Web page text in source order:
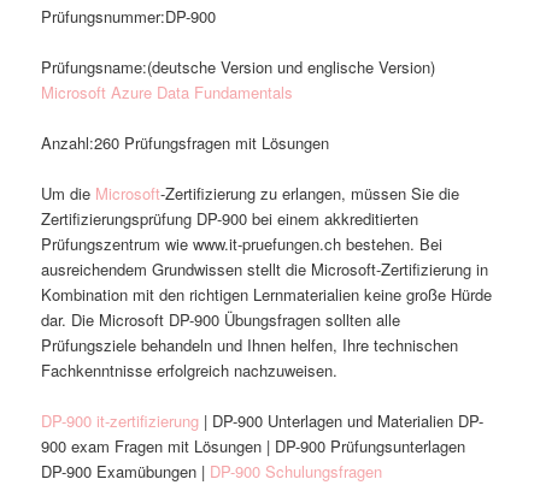
Prüfungsnummer:DP-900
Prüfungsname:(deutsche Version und englische Version)
Microsoft Azure Data Fundamentals
Anzahl:260 Prüfungsfragen mit Lösungen
Um die Microsoft-Zertifizierung zu erlangen, müssen Sie die
Zertifizierungsprüfung DP-900 bei einem akkreditierten
Prüfungszentrum wie www.it-pruefungen.ch bestehen. Bei
ausreichendem Grundwissen stellt die Microsoft-Zertifizierung in
Kombination mit den richtigen Lernmaterialien keine große Hürde
dar. Die Microsoft DP-900 Übungsfragen sollten alle
Prüfungsziele behandeln und Ihnen helfen, Ihre technischen
Fachkenntnisse erfolgreich nachzuweisen.
DP-900 it-zertifizierung | DP-900 Unterlagen und Materialien DP-
900 exam Fragen mit Lösungen | DP-900 Prüfungsunterlagen
DP-900 Examübungen | DP-900 Schulungsfragen